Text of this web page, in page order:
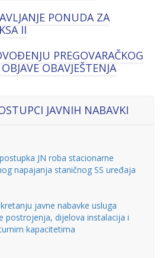
PONUDA ZA
II
PREGOVARAČKOG
OBAVJEŠTENJA
JAVNIH NABAVKI
JN roba stacionarne
napajanja staničnog SS uređaja
javne nabavke usluga
postrojenja, dijelova instalacija i
kapacitetima